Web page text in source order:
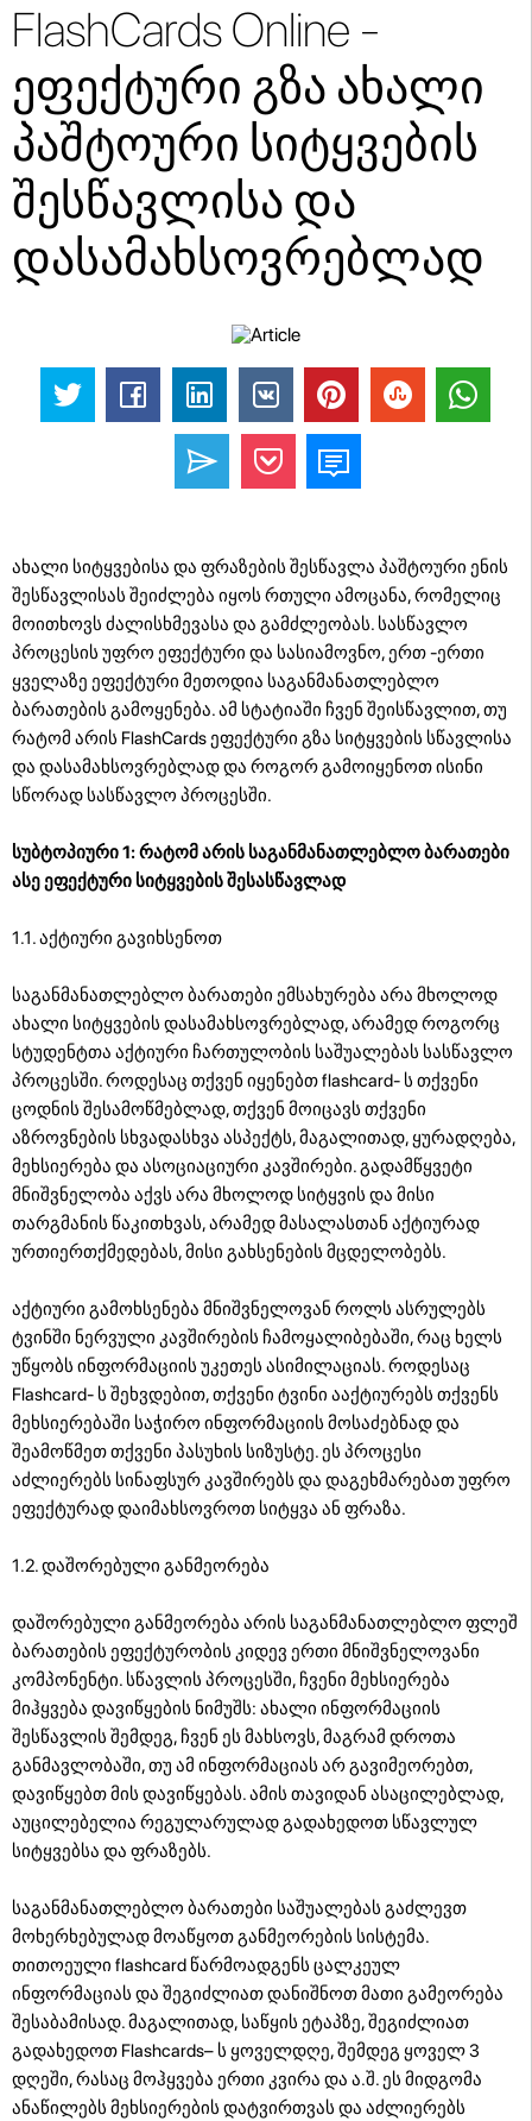
FlashCards Online -
ეფექტური გზა ახალი
პაშტოური სიტყვების
შესწავლისა და
დასამახსოვრებლად
ახალი სიტყვებისა და ფრაზების შესწავლა პაშტოური ენის
შესწავლისას შეიძლება იყოს რთული ამოცანა, რომელიც
მოითხოვს ძალისხმევასა და გამძლეობას. სასწავლო
პროცესის უფრო ეფექტური და სასიამოვნო, ერთ -ერთი
ყველაზე ეფექტური მეთოდია საგანმანათლებლო
ბარათების გამოყენება. ამ სტატიაში ჩვენ შეისწავლით, თუ
რატომ არის FlashCards ეფექტური გზა სიტყვების სწავლისა
და დასამახსოვრებლად და როგორ გამოიყენოთ ისინი
სწორად სასწავლო პროცესში.
სუბტოპიური 1: რატომ არის საგანმანათლებლო ბარათები
ასე ეფექტური სიტყვების შესასწავლად
1.1. აქტიური გავიხსენოთ
საგანმანათლებლო ბარათები ემსახურება არა მხოლოდ
ახალი სიტყვების დასამახსოვრებლად, არამედ როგორც
სტუდენტთა აქტიური ჩართულობის საშუალებას სასწავლო
პროცესში. როდესაც თქვენ იყენებთ flashcard- ს თქვენი
ცოდნის შესამოწმებლად, თქვენ მოიცავს თქვენი
აზროვნების სხვადასხვა ასპექტს, მაგალითად, ყურადღება,
მეხსიერება და ასოციაციური კავშირები. გადამწყვეტი
მნიშვნელობა აქვს არა მხოლოდ სიტყვის და მისი
თარგმანის წაკითხვას, არამედ მასალასთან აქტიურად
ურთიერთქმედებას, მისი გახსენების მცდელობებს.
აქტიური გამოხსენება მნიშვნელოვან როლს ასრულებს
ტვინში ნერვული კავშირების ჩამოყალიბებაში, რაც ხელს
უწყობს ინფორმაციის უკეთეს ასიმილაციას. როდესაც
Flashcard- ს შეხვდებით, თქვენი ტვინი ააქტიურებს თქვენს
მეხსიერებაში საჭირო ინფორმაციის მოსაძებნად და
შეამოწმეთ თქვენი პასუხის სიზუსტე. ეს პროცესი
აძლიერებს სინაფსურ კავშირებს და დაგეხმარებათ უფრო
ეფექტურად დაიმახსოვროთ სიტყვა ან ფრაზა.
1.2. დაშორებული განმეორება
დაშორებული განმეორება არის საგანმანათლებლო ფლეშ
ბარათების ეფექტურობის კიდევ ერთი მნიშვნელოვანი
კომპონენტი. სწავლის პროცესში, ჩვენი მეხსიერება
მიჰყვება დავიწყების ნიმუშს: ახალი ინფორმაციის
შესწავლის შემდეგ, ჩვენ ეს მახსოვს, მაგრამ დროთა
განმავლობაში, თუ ამ ინფორმაციას არ გავიმეორებთ,
დავიწყებთ მის დავიწყებას. ამის თავიდან ასაცილებლად,
აუცილებელია რეგულარულად გადახედოთ სწავლულ
სიტყვებსა და ფრაზებს.
საგანმანათლებლო ბარათები საშუალებას გაძლევთ
მოხერხებულად მოაწყოთ განმეორების სისტემა.
თითოეული flashcard წარმოადგენს ცალკეულ
ინფორმაციას და შეგიძლიათ დანიშნოთ მათი გამეორება
შესაბამისად. მაგალითად, საწყის ეტაპზე, შეგიძლიათ
გადახედოთ Flashcards– ს ყოველდღე, შემდეგ ყოველ 3
დღეში, რასაც მოჰყვება ერთი კვირა და ა.შ. ეს მიდგომა
ანაწილებს მეხსიერების დატვირთვას და აძლიერებს